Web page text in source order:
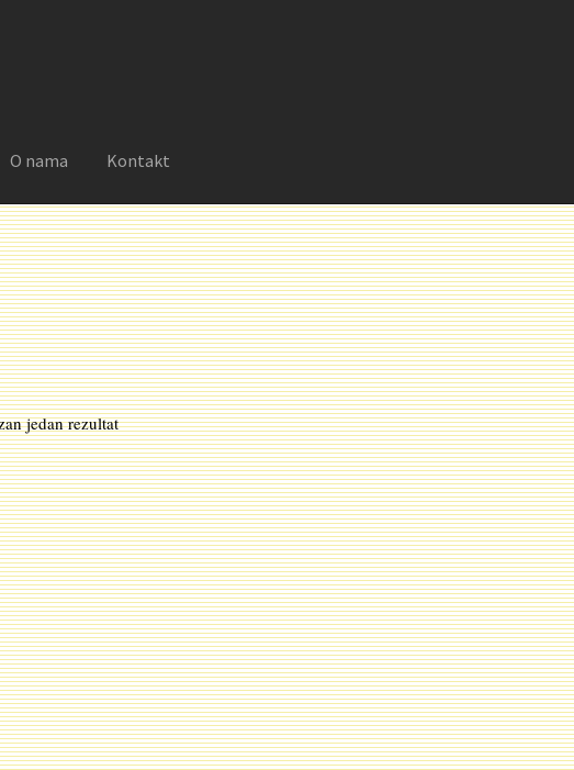
O nama Kontakt
Moj nalogNovostiO namaPlaćanjePrivatnost
jedan rezultat